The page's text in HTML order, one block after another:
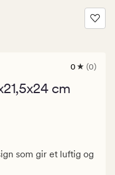
0
0 (0)
cm
som gir et luftig og